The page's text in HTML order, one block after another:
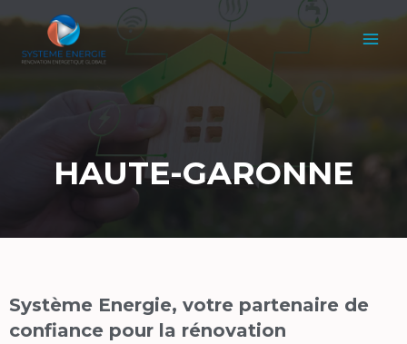
contenu
HAUTE-GARONNE
Système Energie, votre partenaire de
confiance pour la rénovation